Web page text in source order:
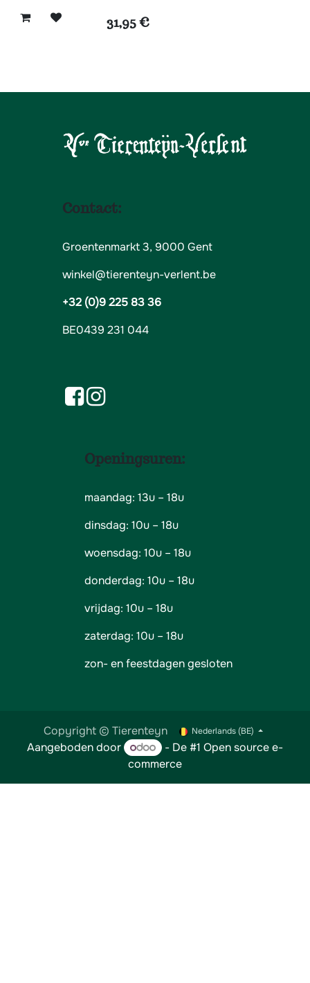
31,95€
Contact:
Groentenmarkt 3, 9000 Gent
winkel@tierenteyn-verlent.be
+32 (0)9 225 83 36
BE0439 231 044
Openingsuren:
maandag: 13u – 18u
dinsdag: 10u – 18u
woensdag: 10u – 18u
donderdag: 10u – 18u
vrijdag: 10u – 18u
zaterdag: 10u – 18u
zon- en feestdagen gesloten
Copyright © Tierenteyn Nederlands (BE)
Aangeboden door - De #1 Open source e-
commerce